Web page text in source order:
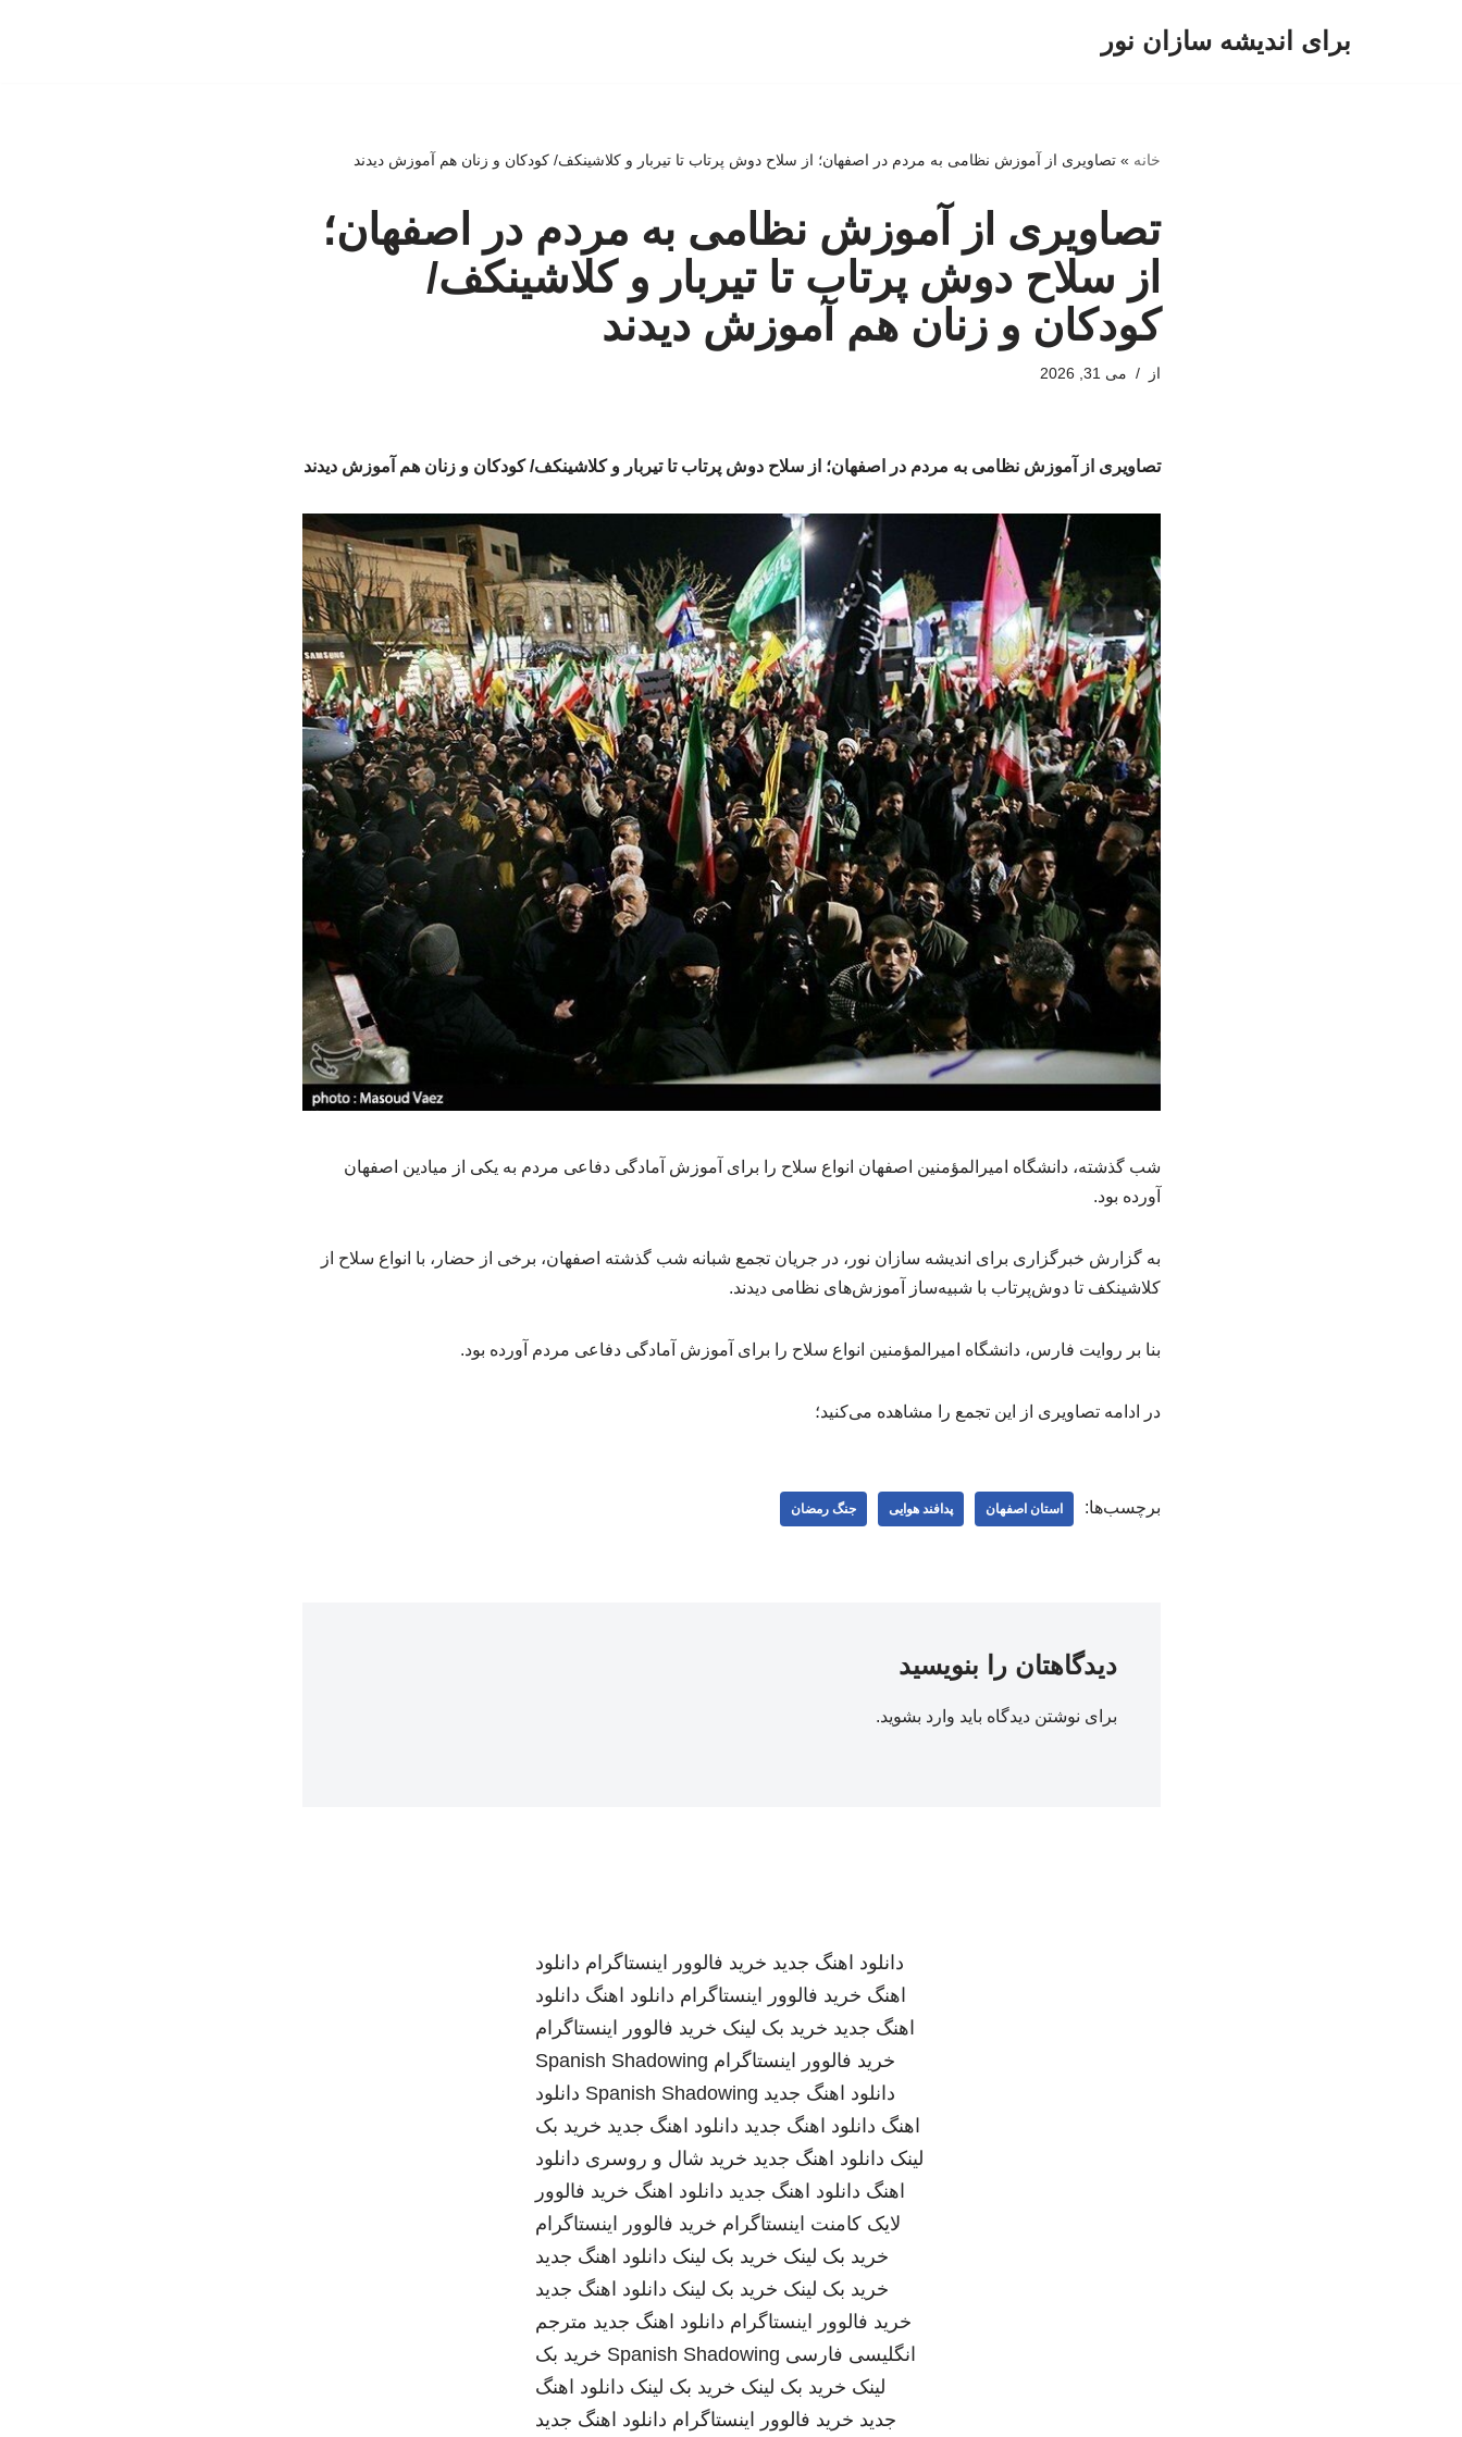
برای اندیشه سازان نور
خانه »تصاویری از آموزش نظامی به مردم در اصفهان؛ از سلاح دوش پرتاب تا تیربار و کلاشینکف/ کودکان و زنان هم آموزش دیدند
تصاویری از آموزش نظامی به مردم در اصفهان؛
از سلاح دوش پرتاب تا تیربار و کلاشینکف/
کودکان و زنان هم آموزش دیدند
از می 31, 2026
تصاویری از آموزش نظامی به مردم در اصفهان؛ از سلاح دوش پرتاب تا تیربار و کلاشینکف/ کودکان و زنان هم آموزش دیدند
شب گذشته، دانشگاه امیرالمؤمنین اصفهان انواع سلاح را برای آموزش آمادگی دفاعی مردم به یکی از میادین اصفهان
آورده بود.
به گزارش خبرگزاری برای اندیشه سازان نور، در جریان تجمع شبانه شب گذشته اصفهان، برخی از حضار، با انواع سلاح از
کلاشینکف تا دوش‌پرتاب با شبیه‌ساز آموزش‌های نظامی دیدند.
بنا بر روایت فارس، دانشگاه امیرالمؤمنین انواع سلاح را برای آموزش آمادگی دفاعی مردم آورده بود.
در ادامه تصاویری از این تجمع را مشاهده می‌کنید؛
برچسب‌ها: استان اصفهان پدافند هوایی جنگ رمضان
دیدگاهتان را بنویسید
برای نوشتن دیدگاه باید وارد بشوید.
دانلود اهنگ جدید خرید فالوور اینستاگرام دانلود
اهنگ خرید فالوور اینستاگرام دانلود اهنگ دانلود
اهنگ جدید خرید بک لینک خرید فالوور اینستاگرام
خرید فالوور اینستاگرام Spanish Shadowing
دانلود اهنگ جدید Spanish Shadowing دانلود
اهنگ دانلود اهنگ جدید دانلود اهنگ جدید خرید بک
لینک دانلود اهنگ جدید خرید شال و روسری دانلود
اهنگ دانلود اهنگ جدید دانلود اهنگ خرید فالوور
لایک کامنت اینستاگرام خرید فالوور اینستاگرام
خرید بک لینک خرید بک لینک دانلود اهنگ جدید
خرید بک لینک خرید بک لینک دانلود اهنگ جدید
خرید فالوور اینستاگرام دانلود اهنگ جدید مترجم
انگلیسی فارسی Spanish Shadowing خرید بک
لینک خرید بک لینک خرید بک لینک دانلود اهنگ
جدید خرید فالوور اینستاگرام دانلود اهنگ جدید